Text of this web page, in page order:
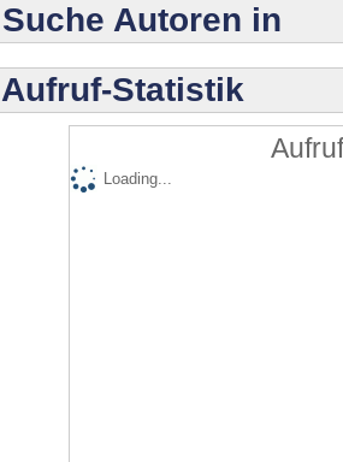
Suche Autoren in
Aufruf-Statistik
Loading...